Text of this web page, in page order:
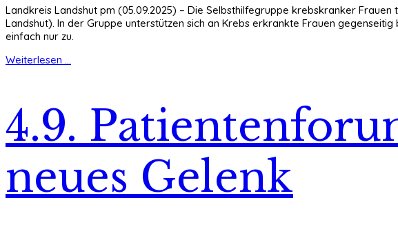
Landkreis Landshut pm (05.09.2025) – Die Selbsthilfegruppe krebskranker
Landshut). In der Gruppe unterstützen sich an Krebs erkrankte Frauen
einfach nur zu.
Weiterlesen ...
4.9.
neues Gelenk